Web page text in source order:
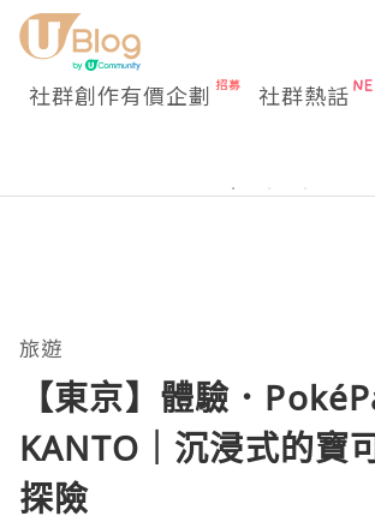
社群創作有價企劃 社群熱話
旅遊
【東京】體驗．
KANTO｜沉浸式的寶
探險